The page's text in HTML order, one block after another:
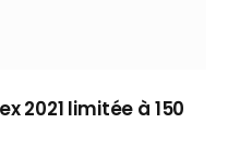
2021 limitée à 150